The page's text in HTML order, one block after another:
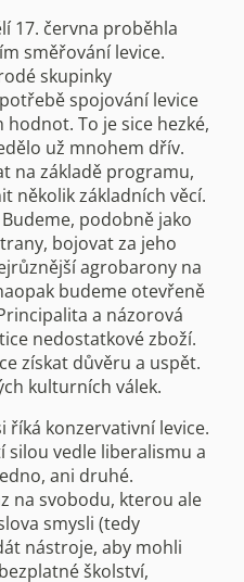
17. června proběhla
směřování levice.
skupinky
spojování levice
To je sice hezké,
už mnohem dřív.
na základě programu,
několik základních věcí.
podobně jako
bojovat za jeho
agrobarony na
budeme otevřeně
a názorová
nedostatkové zboží.
získat důvěru a uspět.
kulturních válek.
říká konzervativní levice.
silou vedle liberalismu a
ani druhé.
na svobodu, kterou ale
smysli (tedy
nástroje, aby mohli
školství,